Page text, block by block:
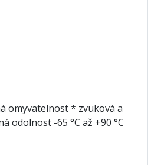
omyvatelnost * zvuková a
-65 °C až +90 °C